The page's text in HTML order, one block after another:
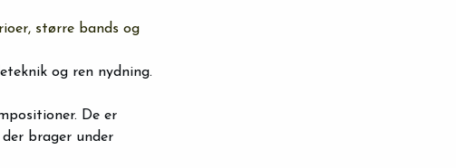
større bands og
og ren nydning.
De er
brager under